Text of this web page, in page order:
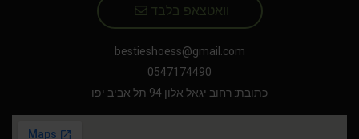
וואטצאפ בלבד
bestieshoess@gmail.com
0547174490
כתובת: רחוב יגאל אלון 94 תל אביב יפו